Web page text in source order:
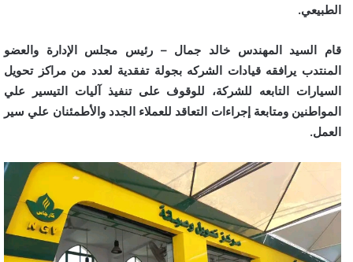
الطبيعي.
قام السيد المهندس خالد جمال – رئيس مجلس الإدارة والعضو
المنتدب يرافقه قيادات الشركه بجولة تفقدية لعدد من مراكز تحويل
السيارات التابعه للشركة، للوقوف على تنفيذ آليات التيسير علي
المواطنين ومتابعة إجراءات التعاقد للعملاء الجدد والأطمئنان علي سير
العمل.